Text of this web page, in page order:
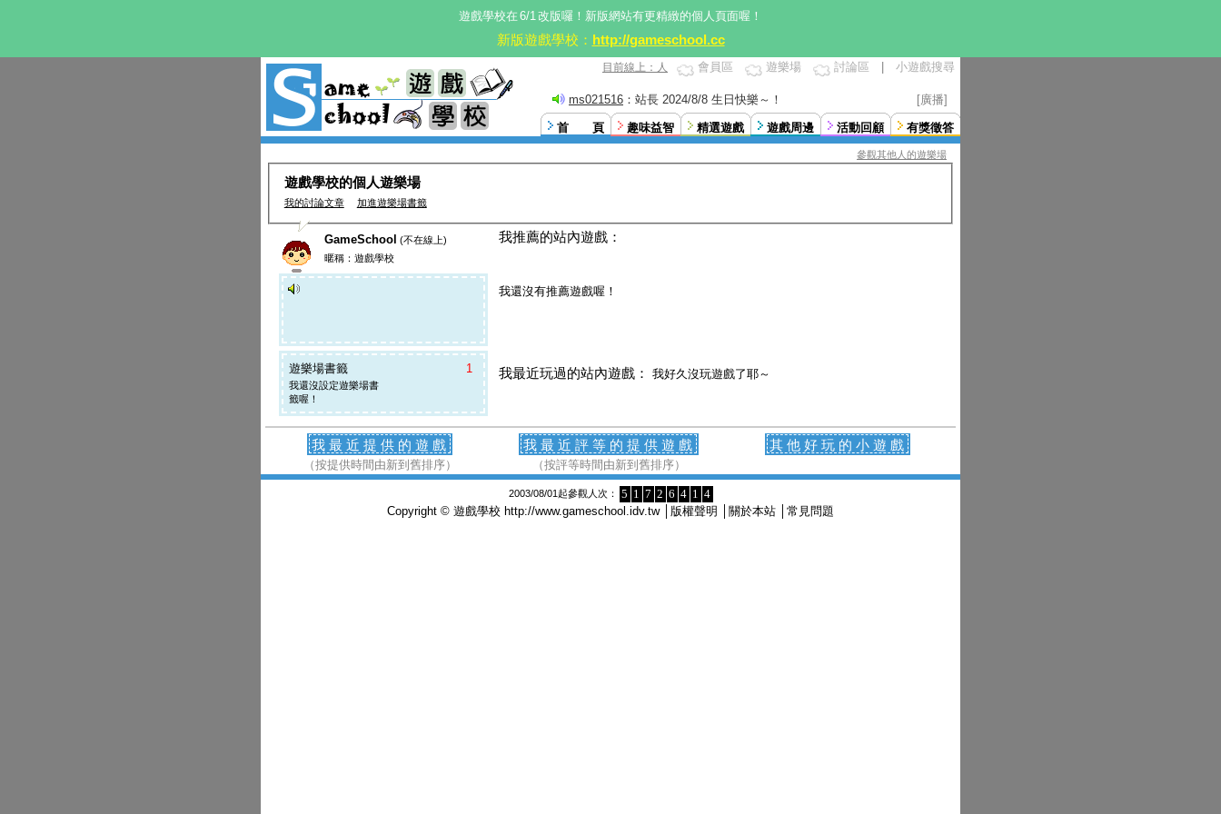
遊戲學校在 6/1改版囉！新版網站有更精緻的個人頁面喔！
新版遊戲學校： http://gameschool.cc
目前線上：人 會員區 遊樂場 討論區 小遊戲搜尋
ms021516 ：站長 2024/8/8 生日快樂～！ [廣播]
首 頁 趣味益智 精選遊戲 遊戲周邊 活動回顧 有獎徵答
參觀其他人的遊樂場
遊戲學校的個人遊樂場
我的討論文章 加進遊樂場書籤
GameSchool (不在線上)
暱稱：遊戲學校
遊樂場書籤 1
我還沒設定遊樂場書
籤喔！
我推薦的站內遊戲：
我還沒有推薦遊戲喔！
我最近玩過的站內遊戲： 我好久沒玩遊戲了耶～
我最近提供的遊戲
（按提供時間由新到舊排序）
我最近評等的提供遊戲
（按評等時間由新到舊排序）
其他好玩的小遊戲
2003/08/01起參觀人次： 5 1 7 2 6 4 1 4
Copyright © 遊戲學校 http://www.gameschool.idv.tw│ 版權聲明 關於本站 常見問題